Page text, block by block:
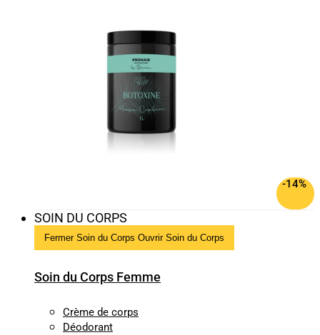
-14%
SOIN DU CORPS
Fermer Soin du Corps Ouvrir Soin du Corps
Soin du Corps Femme
Crème de corps
Déodorant